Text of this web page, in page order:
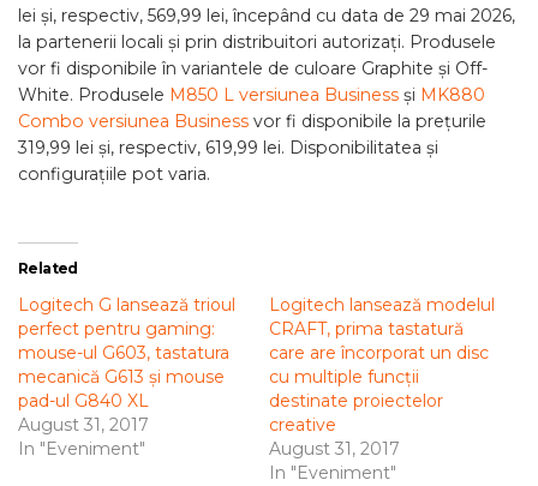
lei și, respectiv, 569,99 lei, începând cu data de 29 mai 2026,
la partenerii locali și prin distribuitori autorizați. Produsele
vor fi disponibile în variantele de culoare Graphite și Off-
White. Produsele M850 L versiunea Business și MK880
Combo versiunea Business vor fi disponibile la prețurile
319,99 lei și, respectiv, 619,99 lei. Disponibilitatea și
configurațiile pot varia.
Related
Logitech G lansează trioul
perfect pentru gaming:
mouse-ul G603, tastatura
mecanică G613 și mouse
pad-ul G840 XL
August 31, 2017
In "Eveniment"
Logitech lansează modelul
CRAFT, prima tastatură
care are încorporat un disc
cu multiple funcții
destinate proiectelor
creative
August 31, 2017
In "Eveniment"